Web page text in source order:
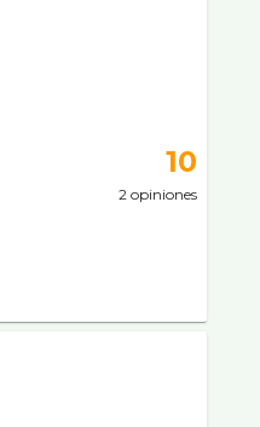
10
2 opiniones